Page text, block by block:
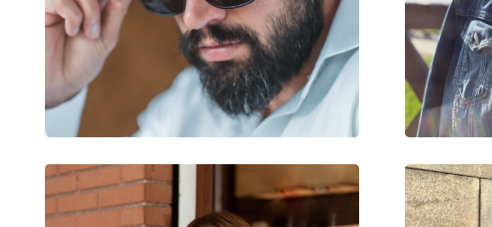
Šírka mostíka:
17 mm
Hmotnosť:
325 g
Nastaviteľné sedielka:
Nie
Flexi pánt:
Nie
Príslušenstvo
Čistiaca handrička:
Áno
Ostatné